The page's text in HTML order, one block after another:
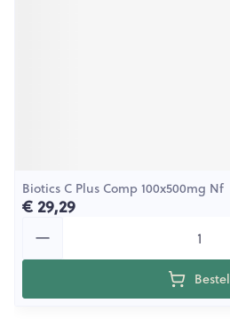
Biotics C Plus Comp 100x500mg Nf
€ 29,29
Bestel